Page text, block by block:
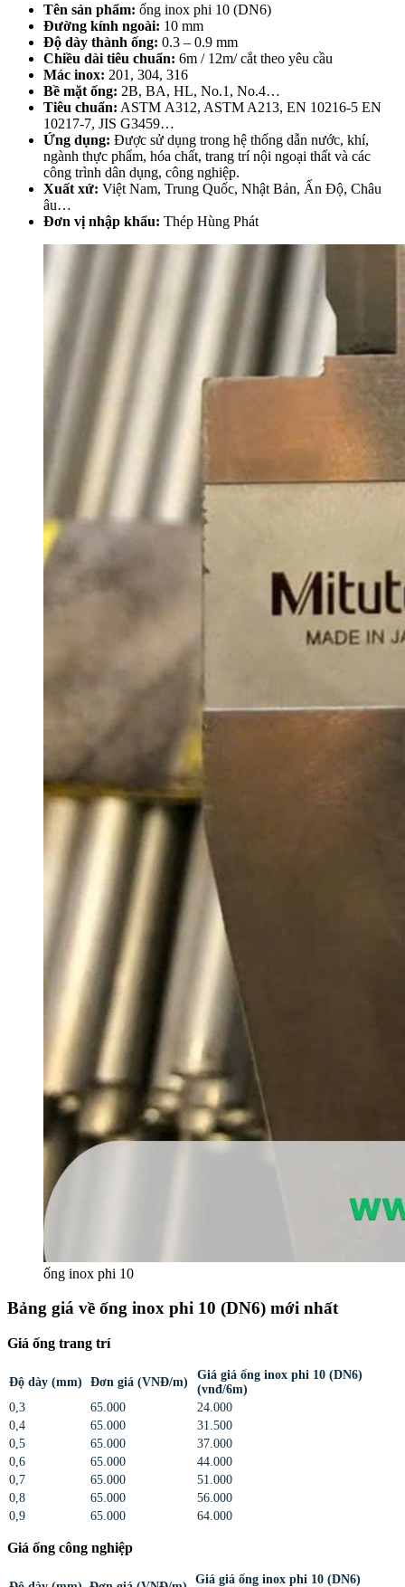
Tên sản phẩm: ống inox phi 10 (DN6)
Đường kính ngoài: 10 mm
Độ dày thành ống: 0.3 – 0.9 mm
Chiều dài tiêu chuẩn: 6m / 12m/ cắt theo yêu cầu
Mác inox: 201, 304, 316
Bề mặt ống: 2B, BA, HL, No.1, No.4…
Tiêu chuẩn: ASTM A312, ASTM A213, EN 10216-5 EN
10217-7, JIS G3459…
Ứng dụng: Được sử dụng trong hệ thống dẫn nước, khí,
ngành thực phẩm, hóa chất, trang trí nội ngoại thất và các
công trình dân dụng, công nghiệp.
Xuất xứ: Việt Nam, Trung Quốc, Nhật Bản, Ấn Độ, Châu
âu…
Đơn vị nhập khẩu: Thép Hùng Phát
ống inox phi 10
Bảng giá về ống inox phi 10 (DN6) mới nhất
Giá ống trang trí
Độ dày (mm) Đơn giá (VNĐ/m)
Giá giá ống inox phi 10 (DN6)
(vnđ/6m)
0,3
65.000
24.000
0,4
65.000
31.500
0,5
65.000
37.000
0,6
65.000
44.000
0,7
65.000
51.000
0,8
65.000
56.000
0,9
65.000 64.000
Giá ống công nghiệp
Giá giá ống inox phi 10 (DN6)